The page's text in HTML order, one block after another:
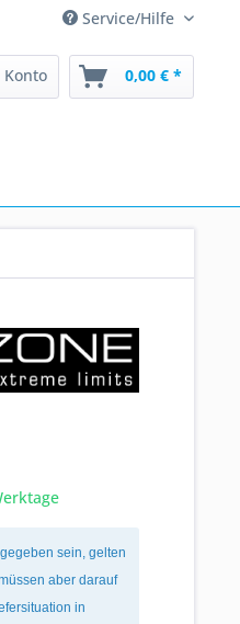
Service/Hilfe
Konto 0,00 € *
sein, gelten
aber darauf
in